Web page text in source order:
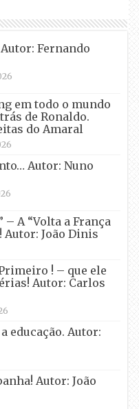
Fernando
em todo o mundo
de Ronaldo.
do Amaral
Autor: Nuno
– A “Volta a França
Autor: João Dinis
! – que ele
Autor: Carlos
educação. Autor:
Autor: João